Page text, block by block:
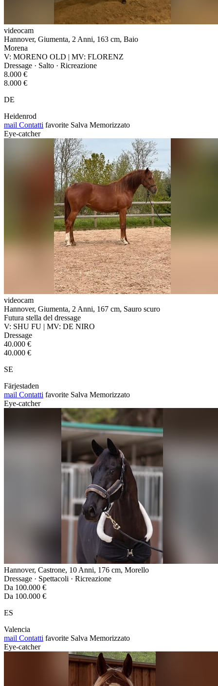
videocam
Hannover, Giumenta, 2 Anni, 163 cm, Baio
Morena
V: MORENO OLD | MV: FLORENZ
Dressage · Salto · Ricreazione
8.000 €
8.000 €
DE
Heidenrod
mail Contatti favorite Salva Memorizzato
Eye-catcher
videocam
Hannover, Giumenta, 2 Anni, 167 cm, Sauro scuro
Futura stella del dressage
V: SHU FU | MV: DE NIRO
Dressage
40.000 €
40.000 €
SE
Färjestaden
mail Contatti favorite Salva Memorizzato
Eye-catcher
Hannover, Castrone, 10 Anni, 176 cm, Morello
Dressage · Spettacoli · Ricreazione
Da 100.000 €
Da 100.000 €
ES
Valencia
mail Contatti favorite Salva Memorizzato
Eye-catcher